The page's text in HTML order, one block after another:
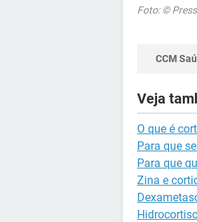
Foto: ©
CCM
Veja
O que é
Para que
Para que
Zina e